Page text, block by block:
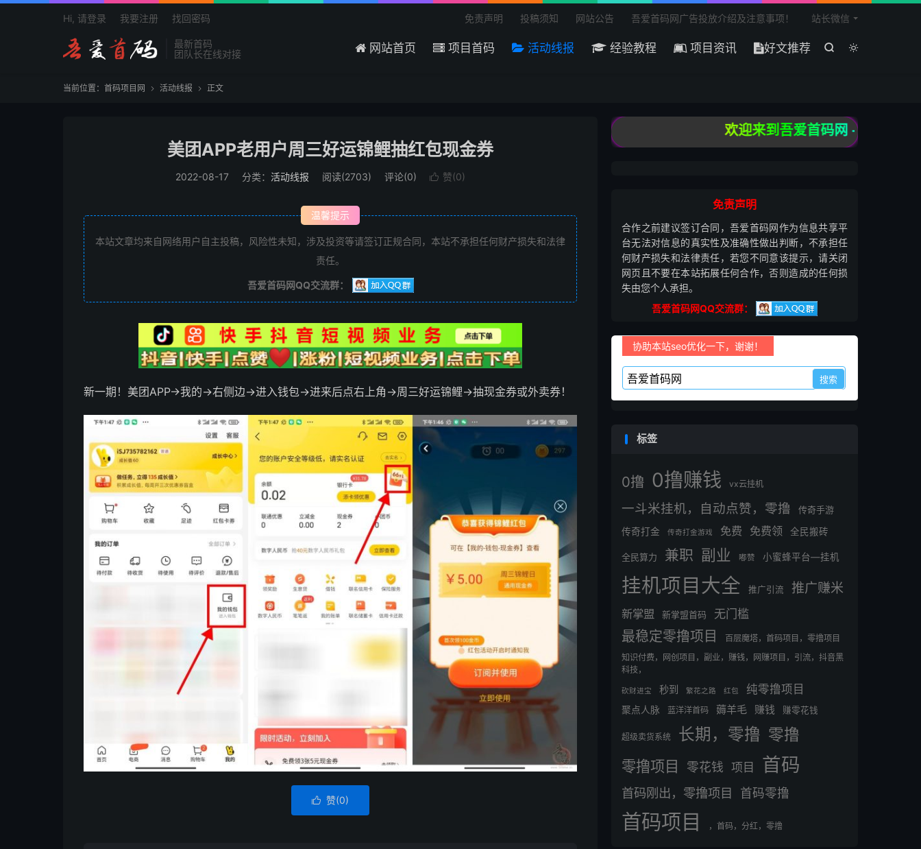
最新首码
团队长在线对接


网站首页 项目首码 活动线报 经验教程 项目资讯 好文推荐
免责声明 投稿须知 网站公告 吾爱首码网广告投放介绍及注意事项！ 站长微信
Hi, 请登录 我要注册 找回密码

当前位置： 首码项目网  活动线报  正文
美团APP老用户周三好运锦鲤抽红包现金券
2022-08-17 分类： 活动线报 阅读(2703) 评论(0)  赞(0)
温馨提示
本站文章均来自网络用户自主投稿，风险性未知，涉及投资等请签订正规合同，本站不承担任何财产损失和法律
责任。
吾爱首码网QQ交流群：
新一期！美团APP->我的->右侧边->进入钱‪包->进来后点右上角->周三好运锦鲤->抽现金券或外卖券！
 赞(0)
欢迎来到吾爱首码网 - 国内最大的首
免责声明
合作之前建议签订合同，吾爱首码网作为信息共享平
台无法对信息的真实性及准确性做出判断，不承担任
何财产损失和法律责任，若您不同意该提示，请关闭
网页且不要在本站拓展任何合作，否则造成的任何损
失由您个人承担。
吾爱首码网QQ交流群：
协助本站seo优化一下，谢谢！
标签
0撸 0撸赚钱 vx云挂机
一斗米挂机，自动点赞，零撸
传奇手游
传奇打金
传奇打金游戏 免费 免费领 全民搬砖
全民算力 兼职 副业 嘟赞 小蜜蜂平台—挂机
挂机项目大全 推广引流 推广赚米
新掌盟 新掌盟首码 无门槛
最稳定零撸项目
百层魔塔，首码项目，零撸项目
知识付费，网创项目，副业，赚钱，网赚项目，引流，抖音黑
科技，
砍财进宝 秒到 繁花之路 红包 纯零撸项目
聚点人脉 蓝洋洋首码 薅羊毛 赚钱 赚零花钱
超级卖货系统 长期，零撸 零撸
零撸项目 零花钱 项目 首码
首码刚出，零撸项目 首码零撸
首码项目 ，首码，分红，零撸